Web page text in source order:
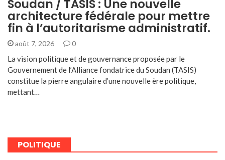
Soudan / TASIS : Une nouvelle
architecture fédérale pour mettre
fin à l’autoritarisme administratif.
août 7, 2026 0
La vision politique et de gouvernance proposée par le
Gouvernement de l’Alliance fondatrice du Soudan (TASIS)
constitue la pierre angulaire d’une nouvelle ère politique,
mettant…
POLITIQUE